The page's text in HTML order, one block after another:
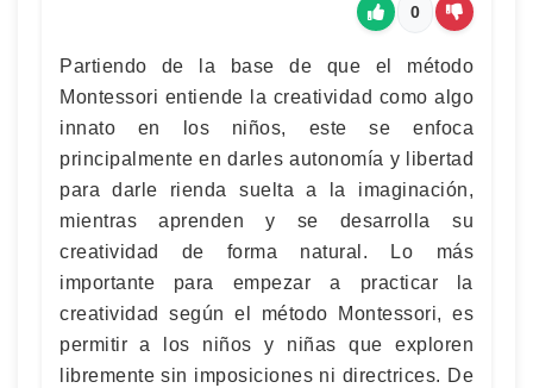
0
Partiendo de la base de que el método
Montessori entiende la creatividad como algo
innato en los niños, este se enfoca
principalmente en darles autonomía y libertad
para darle rienda suelta a la imaginación,
mientras aprenden y se desarrolla su
creatividad de forma natural. Lo más
importante para empezar a practicar la
creatividad según el método Montessori, es
permitir a los niños y niñas que exploren
libremente sin imposiciones ni directrices. De